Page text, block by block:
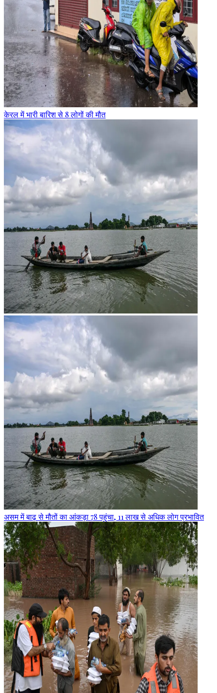
केरल में भारी बारिश से 8 लोगों की मौत
असम में बाढ़ से मौतों का आंकड़ा 78 पहुंचा, 11 लाख से अधिक लोग प्रभावित